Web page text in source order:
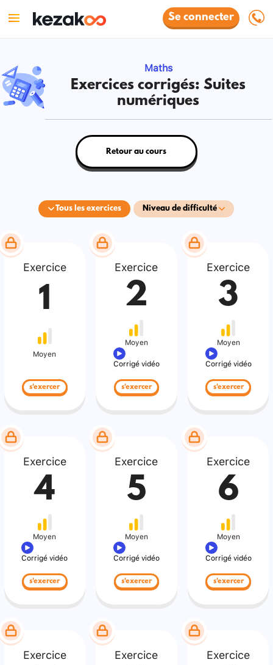
Se connecter
Maths
Exercices corrigés: Suites
numériques
Tous les exercices Niveau de difficulté
Retour au cours
Exercice
1
Moyen
s'exercer
Exercice
2
Moyen
Corrigé vidéo
s'exercer
Exercice
3
Moyen
Corrigé vidéo
s'exercer
Exercice
4
Moyen
Corrigé vidéo
s'exercer
Exercice
5
Moyen
Corrigé vidéo
s'exercer
Exercice
6
Moyen
Corrigé vidéo
s'exercer
Exercice Exercice Exercice